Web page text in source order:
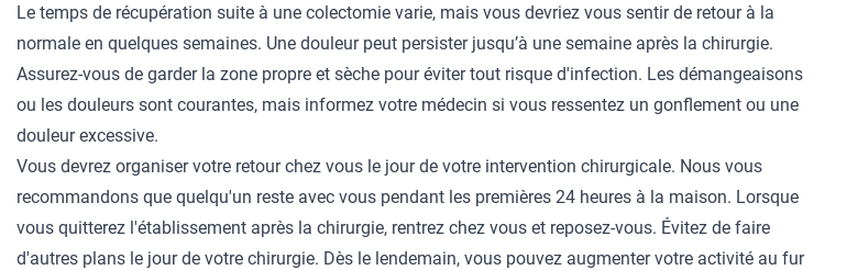
Le temps de récupération suite à une colectomie varie, mais vous devriez vous sentir de retour à la
normale en quelques semaines. Une douleur peut persister jusqu’à une semaine après la chirurgie.
Assurez-vous de garder la zone propre et sèche pour éviter tout risque d'infection. Les démangeaisons
ou les douleurs sont courantes, mais informez votre médecin si vous ressentez un gonflement ou une
douleur excessive.
Vous devrez organiser votre retour chez vous le jour de votre intervention chirurgicale. Nous vous
recommandons que quelqu'un reste avec vous pendant les premières 24 heures à la maison. Lorsque
vous quitterez l'établissement après la chirurgie, rentrez chez vous et reposez-vous. Évitez de faire
d'autres plans le jour de votre chirurgie. Dès le lendemain, vous pouvez augmenter votre activité au fur